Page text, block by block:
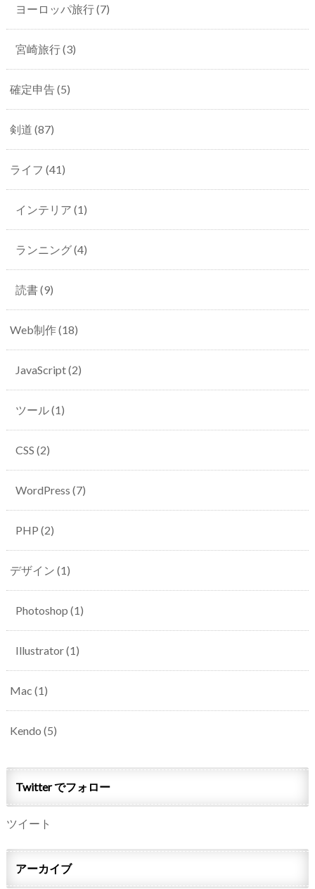
ヨーロッパ旅行(7)
宮崎旅行(3)
確定申告(5)
剣道 (87)
ライフ (41)
インテリア (1)
ランニング(4)
読書(9)
Web制作(18)
JavaScript(2)
ツール(1)
CSS (2)
WordPress (7)
PHP (2)
デザイン (1)
Photoshop (1)
Illustrator(1)
Mac (1)
Kendo (5)
Twitter でフォロー
ツイート
アーカイブ